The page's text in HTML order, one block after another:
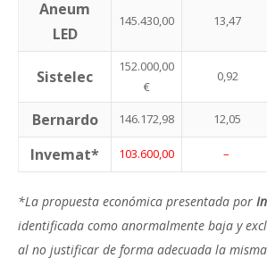
Aneum
LED
145.430,00 13,47
Sistelec
152.000,00
€
0,92
Bernardo 146.172,98 12,05
Invemat*
103.600,00 –
*La propuesta económica presentada por
identificada como anormalmente baja y
al no justificar de forma adecuada la